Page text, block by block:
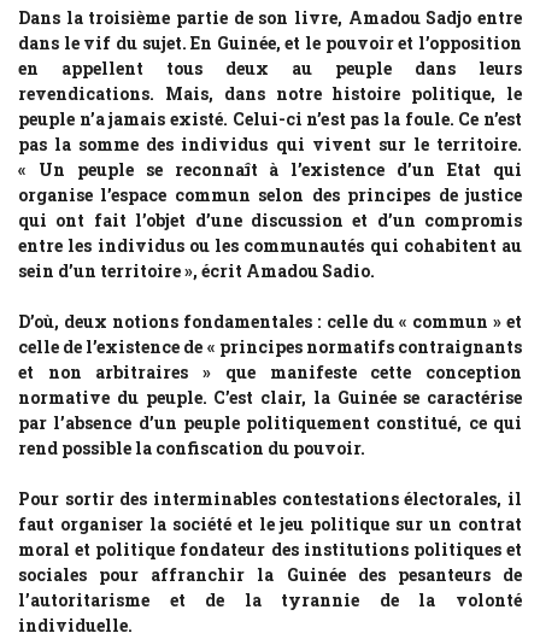
Dans la troisième partie de son livre, Amadou Sadjo entre
dans le vif du sujet. En Guinée, et le pouvoir et l’opposition
en appellent tous deux au peuple dans leurs
revendications. Mais, dans notre histoire politique, le
peuple n’a jamais existé. Celui-ci n’est pas la foule. Ce n’est
pas la somme des individus qui vivent sur le territoire.
« Un peuple se reconnaît à l’existence d’un Etat qui
organise l’espace commun selon des principes de justice
qui ont fait l’objet d’une discussion et d’un compromis
entre les individus ou les communautés qui cohabitent au
sein d’un territoire », écrit Amadou Sadio.
D’où, deux notions fondamentales : celle du « commun » et
celle de l’existence de « principes normatifs contraignants
et non arbitraires » que manifeste cette conception
normative du peuple. C’est clair, la Guinée se caractérise
par l’absence d’un peuple politiquement constitué, ce qui
rend possible la confiscation du pouvoir.
Pour sortir des interminables contestations électorales, il
faut organiser la société et le jeu politique sur un contrat
moral et politique fondateur des institutions politiques et
sociales pour affranchir la Guinée des pesanteurs de
l’autoritarisme et de la tyrannie de la volonté
individuelle.